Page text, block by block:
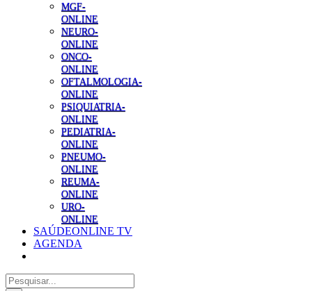
MGF-
ONLINE
NEURO-
ONLINE
ONCO-
ONLINE
OFTALMOLOGIA-
ONLINE
PSIQUIATRIA-
ONLINE
PEDIATRIA-
ONLINE
PNEUMO-
ONLINE
REUMA-
ONLINE
URO-
ONLINE
SAÚDEONLINE TV
AGENDA
Pesquisar